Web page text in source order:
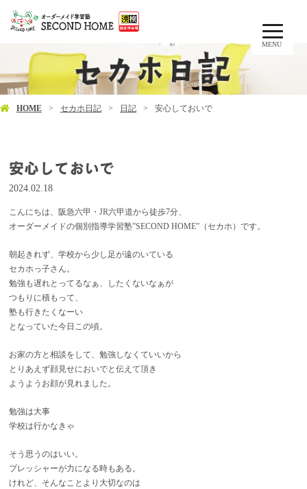
MENU
HOME セカホ日記 日記 安心しておいで
安心しておいで
2024.02.18
こんにちは、阪急六甲・JR六甲道から徒歩7分、
オーダーメイドの個別指導学習塾”SECOND HOME”（セカホ）です。
朝起きれず、学校から少し足が遠のいている
セカホっ子さん。
勉強も遅れとってるなぁ、したくないなぁが
つもりに積もって、
塾も行きたくなーい
となっていた今日この頃。
お家の方と相談をして、勉強しなくていいから
とりあえず顔見せにおいでと伝えて頂き
ようようお顔が見れました。
勉強は大事
学校は行かなきゃ
そう思うのはいい。
プレッシャーが力になる時もある。
けれど、そんなことより大切なのは